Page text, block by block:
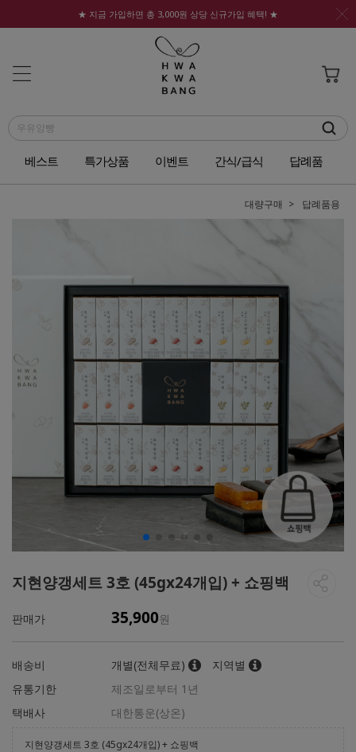
★ 지금 가입하면 총 3,000원 상당 신규가입 혜택! ★
베스트 특가상품 이벤트 간식/급식 답례품
대량구매 답례품용
지현양갱세트 3호 (45gx24개입) + 쇼핑백
판매가 35,900원
배송비 개별(전체무료)
지역별
유통기한
제조일로부터 1년
택배사
대한통운(상온)
지현양갱세트 3호 (45gx24개입) + 쇼핑백